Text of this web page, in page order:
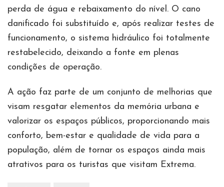
perda de água e rebaixamento do nível. O cano
danificado foi substituído e, após realizar testes de
funcionamento, o sistema hidráulico foi totalmente
restabelecido, deixando a fonte em plenas
condições de operação.
A ação faz parte de um conjunto de melhorias que
visam resgatar elementos da memória urbana e
valorizar os espaços públicos, proporcionando mais
conforto, bem-estar e qualidade de vida para a
população, além de tornar os espaços ainda mais
atrativos para os turistas que visitam Extrema.